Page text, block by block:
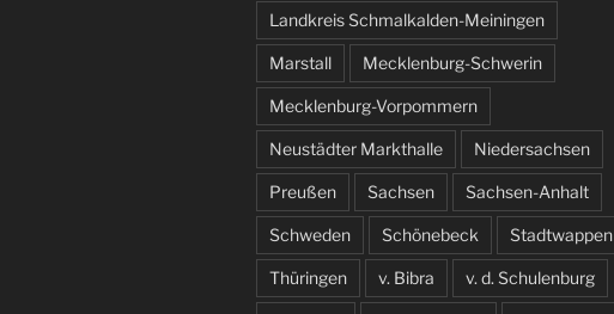
Landkreis Schmalkalden-Meiningen
Marstall Mecklenburg-Schwerin
Mecklenburg-Vorpommern
Neustädter Markthalle Niedersachsen
Preußen Sachsen Sachsen-Anhalt
Schweden Schönebeck Stadtwappen
Thüringen v. Bibra v. d. Schulenburg